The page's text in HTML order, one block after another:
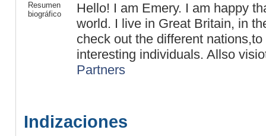
Resumen
biográfico
Hello! I am Emery. I am happy
world. I live in Great Britain, in
check out the different
interesting individuals. Allso
Partners
Indizaciones